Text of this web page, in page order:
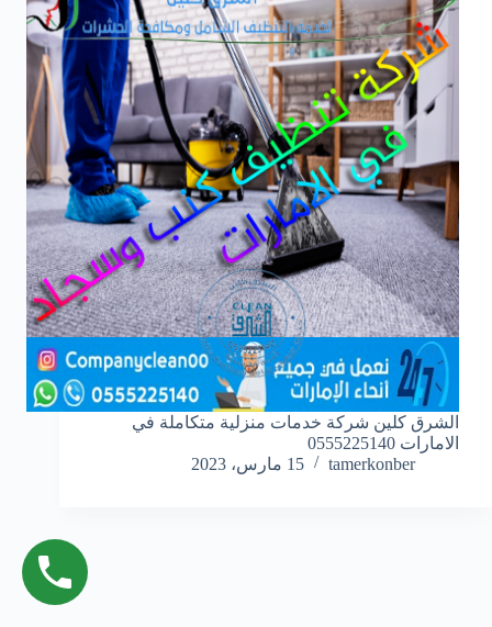
الشرق كلين شركة خدمات منزلية متكاملة في
الامارات 0555225140
tamerkonber
15 مارس، 2023